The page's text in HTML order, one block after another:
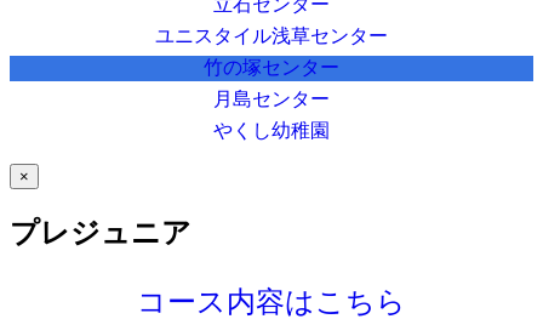
立石センター
ユニスタイル浅草センター
竹の塚センター
月島センター
やくし幼稚園
×
プレジュニア
コース内容はこちら